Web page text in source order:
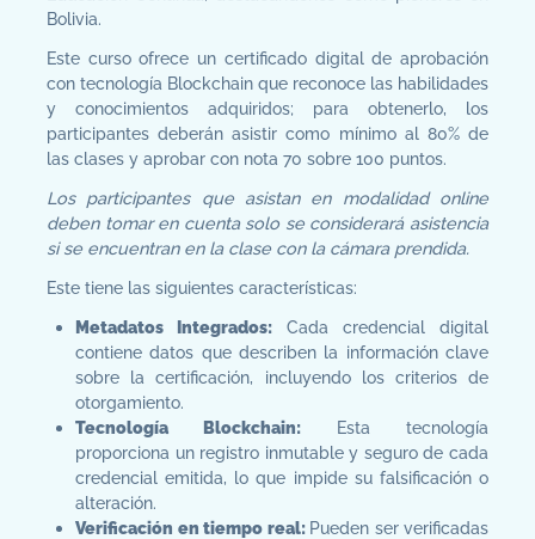
Bolivia.
Este curso ofrece un certificado digital de aprobación
con tecnología Blockchain que reconoce las habilidades
y conocimientos adquiridos; para obtenerlo, los
participantes deberán asistir como mínimo al 80% de
las clases y aprobar con nota 70 sobre 100 puntos.
Los participantes que asistan en modalidad online
deben tomar en cuenta solo se considerará asistencia
si se encuentran en la clase con la cámara prendida.
Este tiene las siguientes características:
Metadatos Integrados: Cada credencial digital
contiene datos que describen la información clave
sobre la certificación, incluyendo los criterios de
otorgamiento.
Tecnología Blockchain: Esta tecnología
proporciona un registro inmutable y seguro de cada
credencial emitida, lo que impide su falsificación o
alteración.
Verificación en tiempo real: Pueden ser verificadas